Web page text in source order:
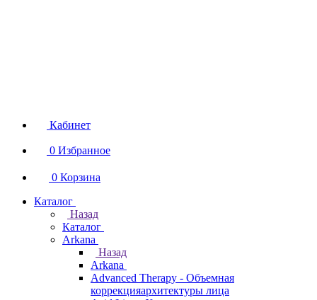
Кабинет
0 Избранное
0 Корзина
Каталог
Назад
Каталог
Arkana
Назад
Arkana
Advanced Therapy - Объемная
коррекцияархитектуры лица